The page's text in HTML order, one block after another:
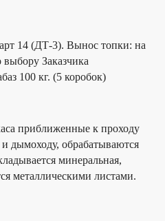
14 (ДТ-3). Вынос топки: на
Заказчика
100 кг. (5 коробок)
приближенные к проходу
дымоходу, обрабатываются
минеральная,
металлическими листами.